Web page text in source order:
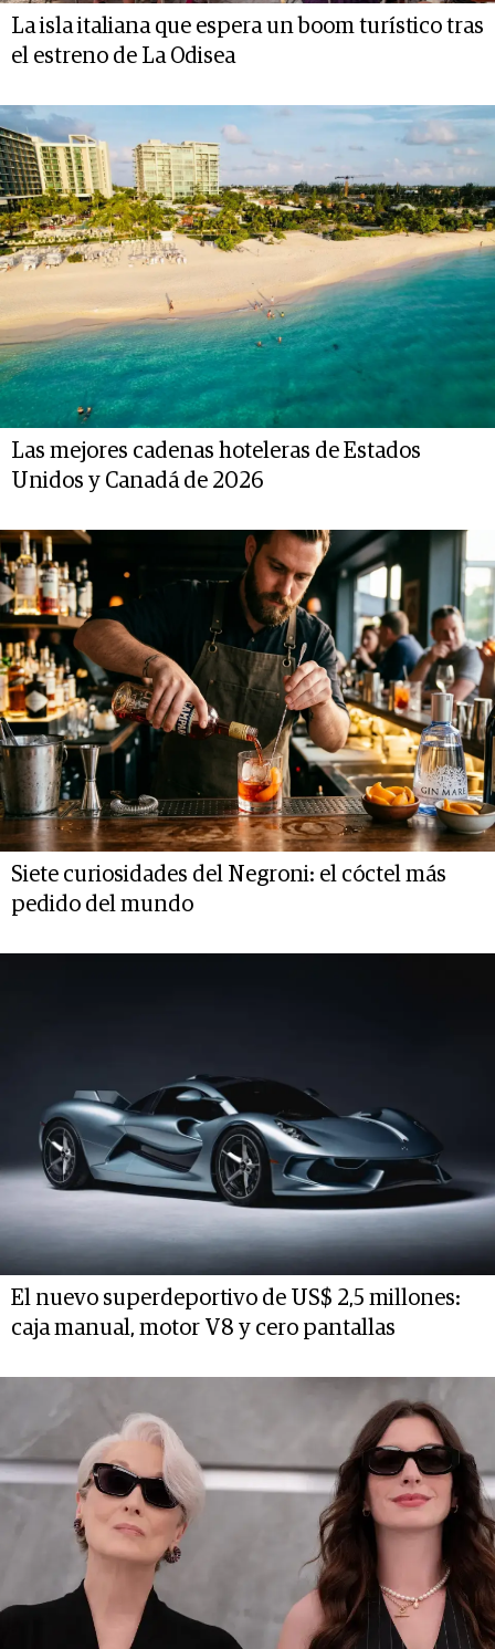
La isla italiana que espera un boom turístico tras
el estreno de La Odisea
Las mejores cadenas hoteleras de Estados
Unidos y Canadá de 2026
Siete curiosidades del Negroni: el cóctel más
pedido del mundo
El nuevo superdeportivo de US$ 2,5 millones:
caja manual, motor V8 y cero pantallas